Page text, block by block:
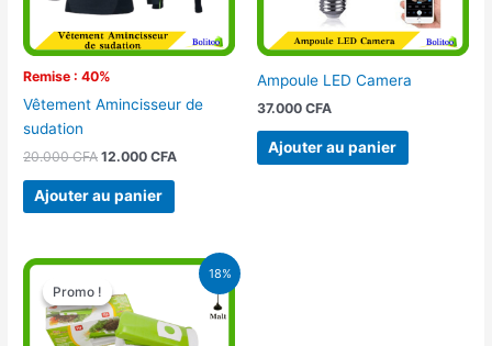
Remise : 40%
Vêtement Amincisseur de
sudation
20.000CFA 12.000CFA
Ajouter au panier
Ampoule LED Camera
37.000 CFA
Ajouter au panier
18%
Promo !
Promo !
Le
prix
initial
était :
17.000 CFA.
Le
14.000 CFA.